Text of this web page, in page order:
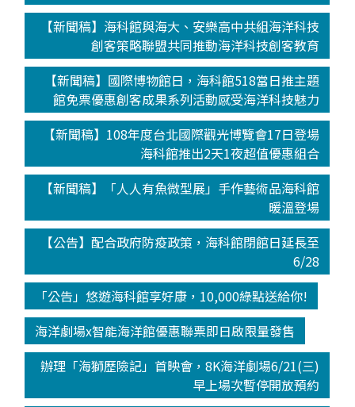
【新聞稿】海科館與海大、安樂高中共組海洋科技
創客策略聯盟共同推動海洋科技創客教育
【新聞稿】國際博物館日，海科館518當日推主題
館免票優惠創客成果系列活動感受海洋科技魅力
【新聞稿】108年度台北國際觀光博覽會17日登場
海科館推出2天1夜超值優惠組合
【新聞稿】「人人有魚微型展」手作藝術品海科館
暖溫登場
【公告】配合政府防疫政策，海科館閉館日延長至
6/28
「公告」悠遊海科館享好康，10,000綠點送給你!
海洋劇場x智能海洋館優惠聯票即日啟限量發售
辦理「海獅歷險記」首映會，8K海洋劇場6/21(三)
早上場次暫停開放預約